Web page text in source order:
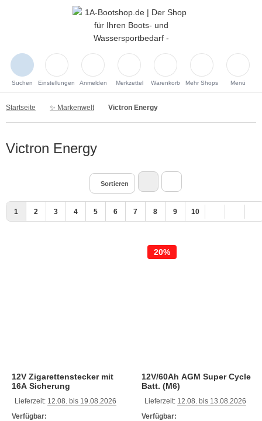
Suchen Einstellungen Anmelden Merkzettel Warenkorb Mehr Shops Menü
Startseite ✨ Markenwelt Victron Energy
Victron Energy
Sortieren
1 2 3 4 5 6 7 8 9 10
12V Zigarettenstecker mit
16A Sicherung
Lieferzeit: 12.08. bis 19.08.2026
Verfügbar:
12V/60Ah AGM Super Cycle
Batt. (M6)
Lieferzeit: 12.08. bis 13.08.2026
Verfügbar:
20%